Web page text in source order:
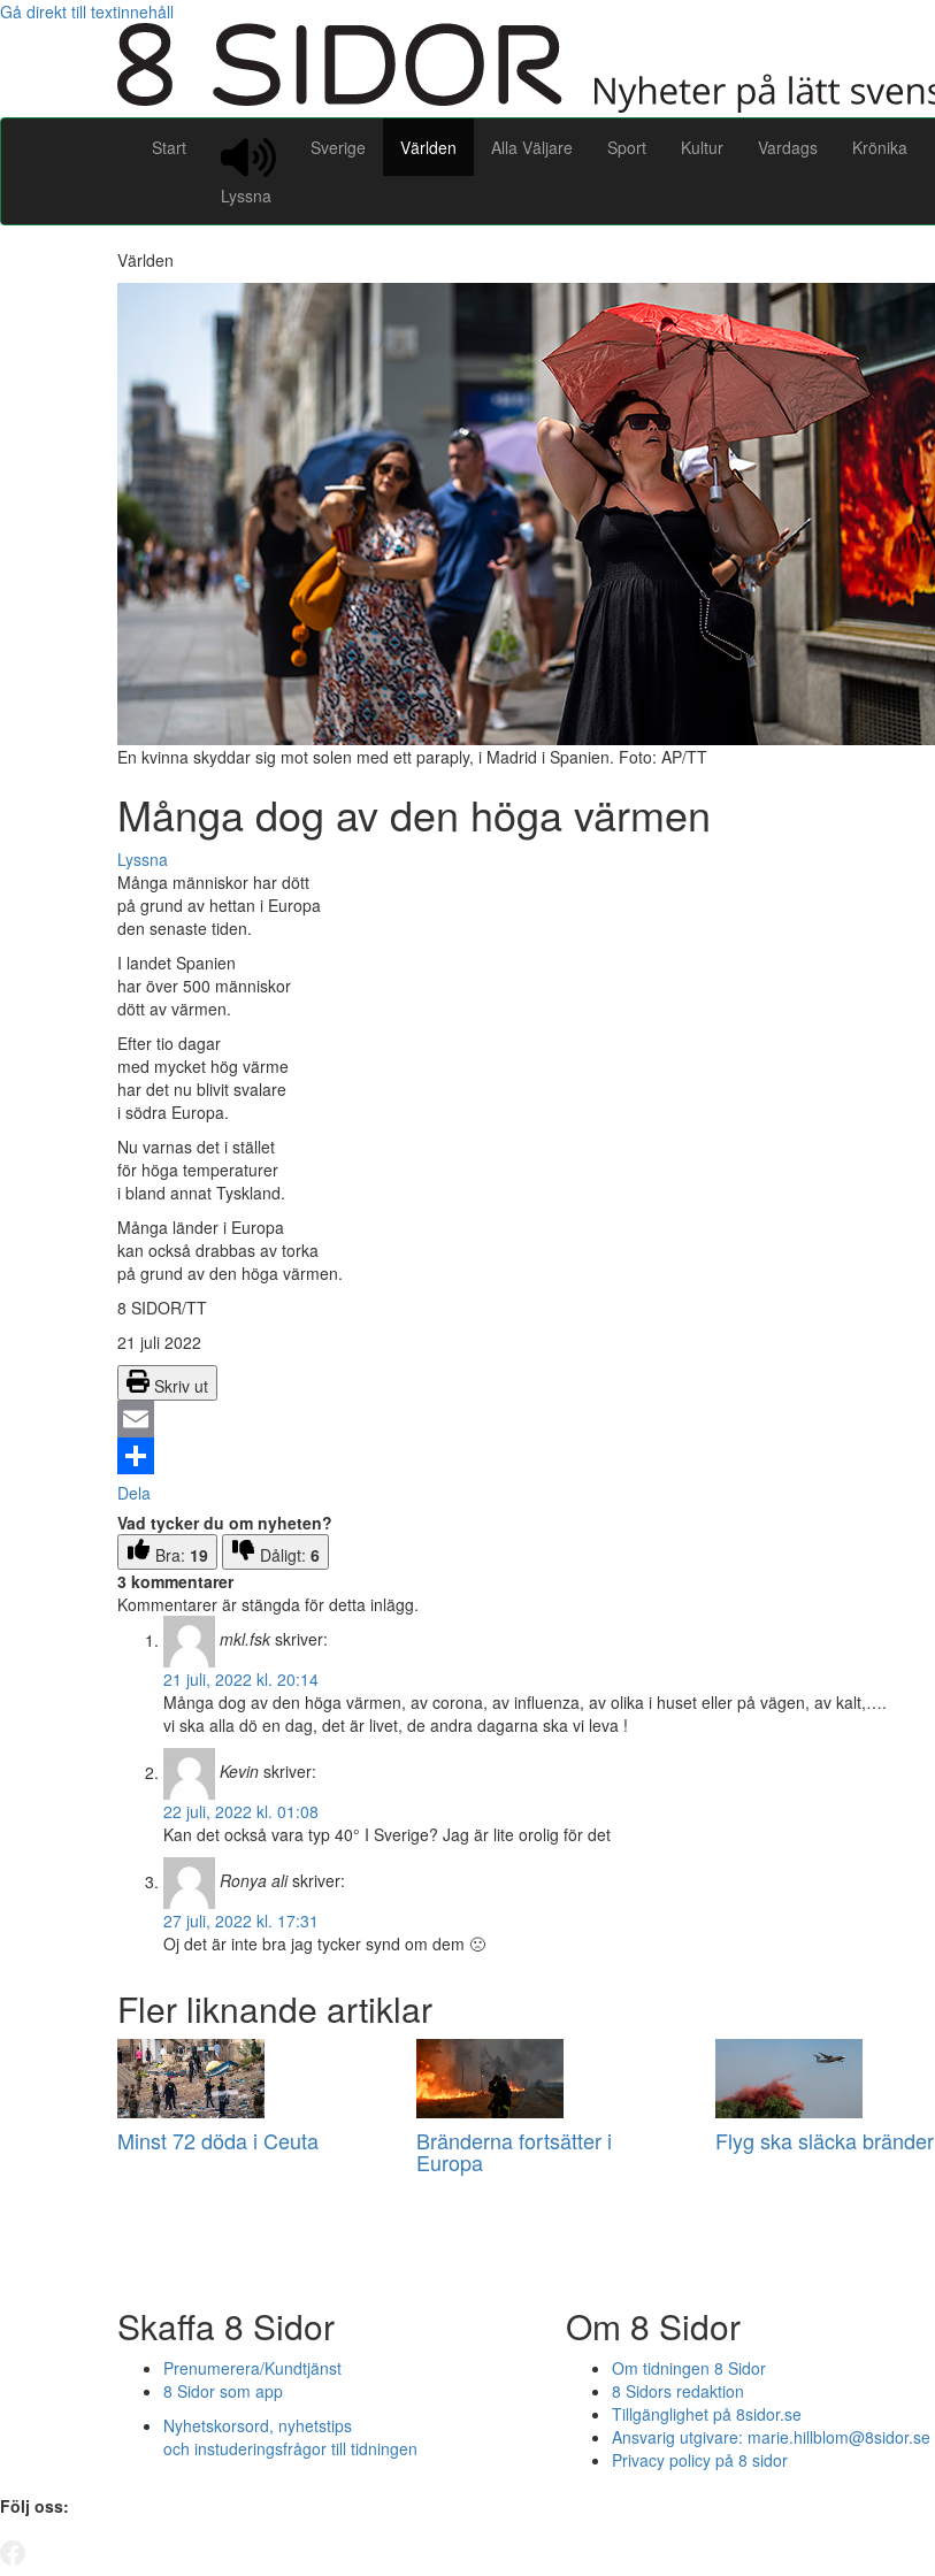
Gå direkt till textinnehåll
Start
Lyssna
Sverige Världen Alla Väljare Sport Kultur Vardags Krönika
Världen
En kvinna skyddar sig mot solen med ett paraply, i Madrid i Spanien. Foto: AP/TT
Många dog av den höga värmen
Lyssna
Många människor har dött
på grund av hettan i Europa
den senaste tiden.
I landet Spanien
har över 500 människor
dött av värmen.
Efter tio dagar
med mycket hög värme
har det nu blivit svalare
i södra Europa.
Nu varnas det i stället
för höga temperaturer
i bland annat Tyskland.
Många länder i Europa
kan också drabbas av torka
på grund av den höga värmen.
8 SIDOR/TT
21 juli 2022
Skriv ut
Email
Dela
Vad tycker du om nyheten?
Bra: 19 Dåligt: 6
3 kommentarer
Kommentarer är stängda för detta inlägg.
mkl.fsk skriver:
21 juli, 2022 kl. 20:14
Många dog av den höga värmen, av corona, av influenza, av olika i huset eller på vägen, av kalt,….
vi ska alla dö en dag, det är livet, de andra dagarna ska vi leva !
Kevin skriver:
22 juli, 2022 kl. 01:08
Kan det också vara typ 40° I Sverige? Jag är lite orolig för det
Ronya ali skriver:
27 juli, 2022 kl. 17:31
Oj det är inte bra jag tycker synd om dem 🙁
Fler liknande artiklar
Minst 72 döda i Ceuta Bränderna fortsätter i
Europa
Flyg ska släcka bränder
Skaffa 8 Sidor
Prenumerera/Kundtjänst
8 Sidor som app
Nyhetskorsord, nyhetstips
och instuderingsfrågor till tidningen
Om 8 Sidor
Om tidningen 8 Sidor
8 Sidors redaktion
Tillgänglighet på 8sidor.se
Ansvarig utgivare: marie.hillblom@8sidor.se
Privacy policy på 8 sidor
Följ oss: